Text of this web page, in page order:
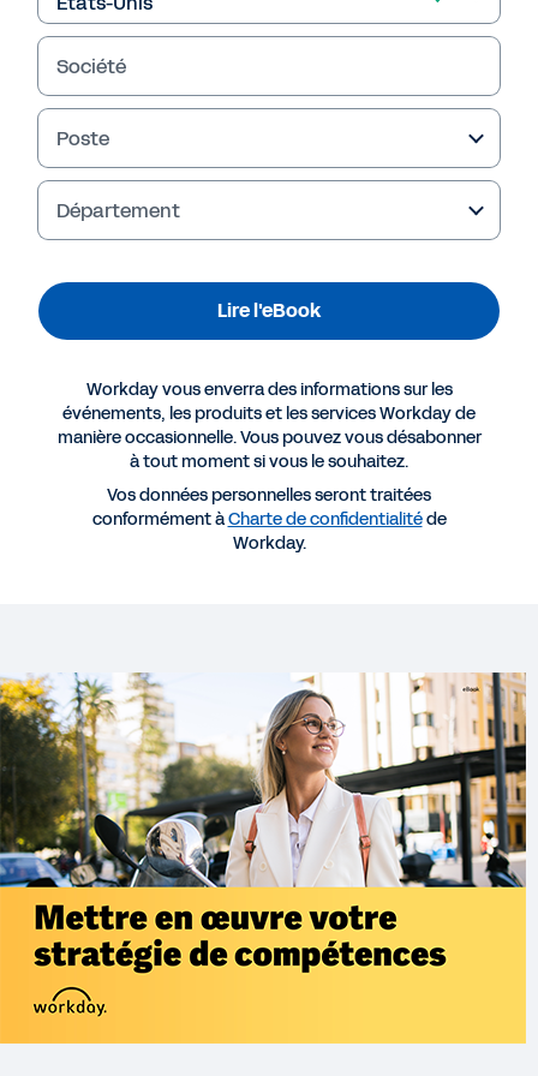
compétences en cinq étapes.
Lire l'eBook
Plus de ressources
EBOOK
Guide pour accélérer la préparation des effectifs
WEBINAR
Skills as the Foundation of Transformation
28:20
EXTENDED DEMO
Getting the Basics Right: Develop to Perform
Société
Poste
Département
Lire l'eBook
Workday vous enverra des informations sur les
événements, les produits et les services Workday de
manière occasionnelle. Vous pouvez vous désabonner
à tout moment si vous le souhaitez.
Vos données personnelles seront traitées
conformément àCharte de confidentialitéde
Workday.